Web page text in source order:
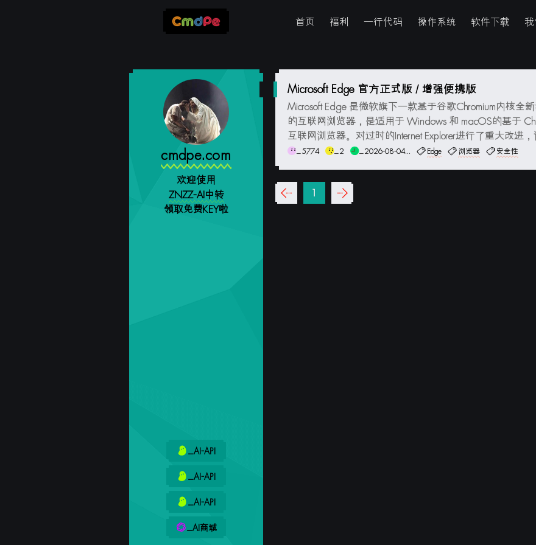
首页 福利 一行代码 操作系统 软件下载
cmdpe.com
欢迎使用
ZNZZ-AI中转
领取免费KEY啦
_AI-API
_AI-API
_AI-API
_AI商城
Microsoft Edge 官方正式版 / 增强便携版
Microsoft Edge 是微软旗下一款基于谷歌Chromium内核全
的互联网浏览器，是适用于 Windows 和 macOS的基于
互联网浏览器。对过时的Internet Explorer进行了重大改进
Windows PC 的绝佳选择。改进的速度、安全性和性能使
_5774 _2 _2026-08-04... Edge 浏览器 安全性
‹‹ 1 ››